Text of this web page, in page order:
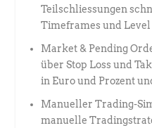
Teilschliessungen
Timeframes und
Market & Pending
über Stop Loss und
in Euro und Prozent
Manueller Trading-
manuelle